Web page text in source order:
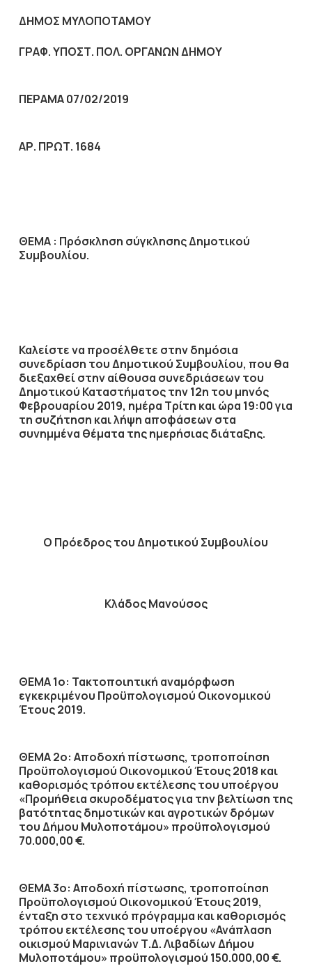
ΔΗΜΟΣ ΜΥΛΟΠΟΤΑΜΟΥ
ΓΡΑΦ. ΥΠΟΣΤ. ΠΟΛ. ΟΡΓΑΝΩΝ ΔΗΜΟΥ
ΠΕΡΑΜΑ 07/02/2019
ΑΡ. ΠΡΩΤ. 1684
ΘΕΜΑ : Πρόσκληση σύγκλησης Δημοτικού
Συμβουλίου.
Καλείστε να προσέλθετε στην δημόσια
συνεδρίαση του Δημοτικού Συμβουλίου, που θα
διεξαχθεί στην αίθουσα συνεδριάσεων του
Δημοτικού Καταστήματος την12η του μηνός
Φεβρουαρίου 2019, ημέρα Τρίτη και ώρα 19:00για
τη συζήτηση και λήψη αποφάσεων στα
συνημμένα θέματα της ημερήσιας διάταξης.
Ο Πρόεδρος του Δημοτικού Συμβουλίου
Κλάδος Μανούσος
ΘΕΜΑ 1ο: Τακτοποιητική αναμόρφωση
εγκεκριμένου Προϋπολογισμού Οικονομικού
Έτους 2019.
ΘΕΜΑ 2ο: Αποδοχή πίστωσης, τροποποίηση
Προϋπολογισμού Οικονομικού Έτους 2018 και
καθορισμός τρόπου εκτέλεσης του υποέργου
«Προμήθεια σκυροδέματος για την βελτίωση της
βατότητας δημοτικών και αγροτικών δρόμων
του Δήμου Μυλοποτάμου» προϋπολογισμού
70.000,00 €.
ΘΕΜΑ 3ο: Αποδοχή πίστωσης, τροποποίηση
Προϋπολογισμού Οικονομικού Έτους 2019,
ένταξη στο τεχνικό πρόγραμμα και καθορισμός
τρόπου εκτέλεσης του υποέργου «Ανάπλαση
οικισμού Μαρινιανών Τ.Δ. Λιβαδίων Δήμου
Μυλοποτάμου» προϋπολογισμού 150.000,00 €.